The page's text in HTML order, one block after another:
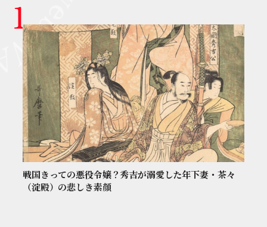
戦国きっての悪役令嬢？秀吉が溺愛した年下妻・茶々
（淀殿）の悲しき素顔